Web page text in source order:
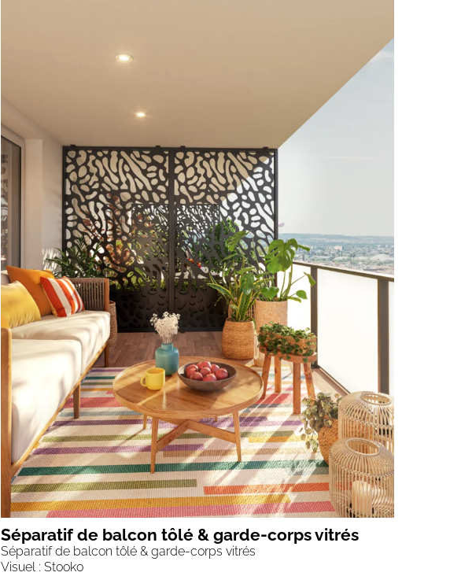
Séparatif de balcon tôlé & garde-corps vitrés
Séparatif de balcon tôlé & garde-corps vitrés
Visuel : Stooko